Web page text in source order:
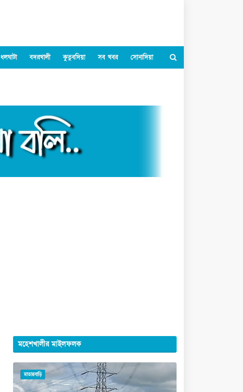
ধলঘাটা বদরখালী কুতুবদিয়া সব খবর সোনাদিয়া
মহেশখালীর মাইলফলক
মাতারবাড়ি